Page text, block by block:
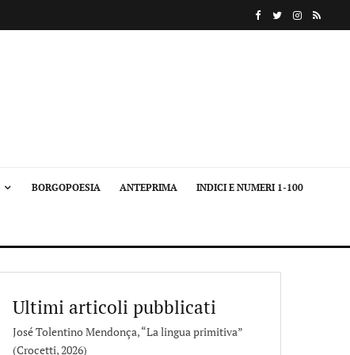
BORGOPOESIA ANTEPRIMA INDICI E NUMERI 1-100
Ultimi articoli pubblicati
José Tolentino Mendonça, “La lingua primitiva”
(Crocetti, 2026)